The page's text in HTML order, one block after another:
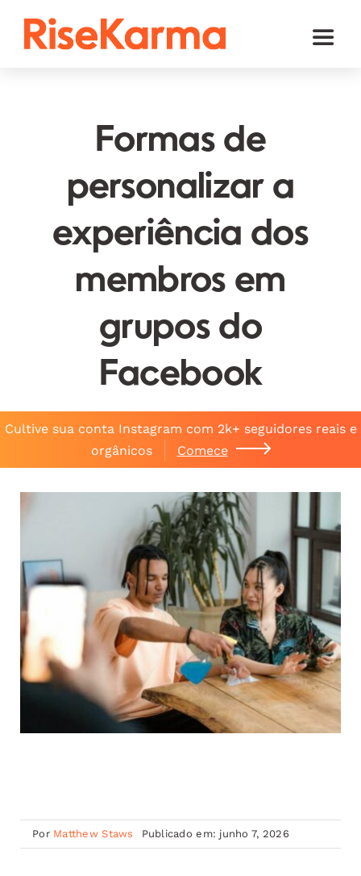
Toggle
YouTube
Twitter (𝕏)
Outros
Português
Formas de
personalizar a
experiência dos
membros em
grupos do
Facebook
Cultive sua conta Instagram com 2k+ seguidores reais e
orgânicos
Comece
Por Matthew Staws Publicado em: junho 7, 2026